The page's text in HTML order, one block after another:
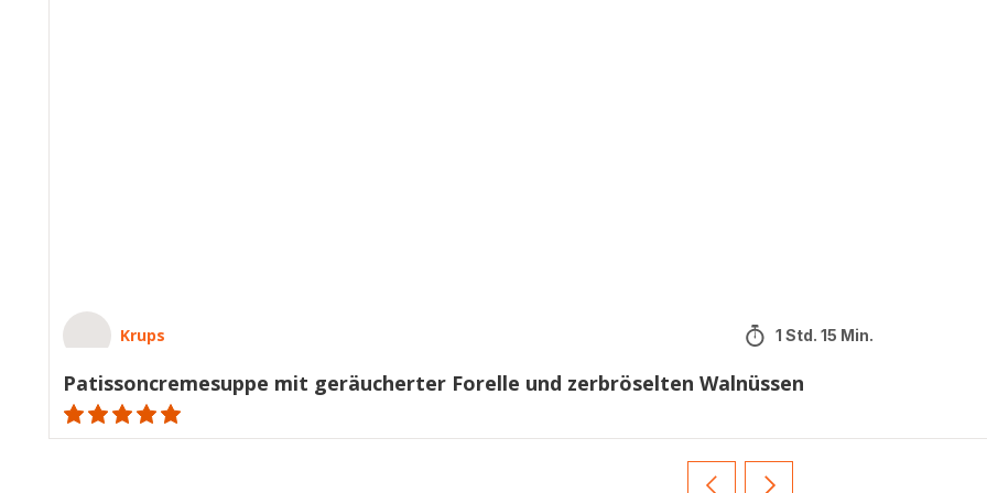
Krups 1 Std. 15 Min.
Patissoncremesuppe mit geräucherter Forelle und zerbröselten Walnüssen
ratings.NaN